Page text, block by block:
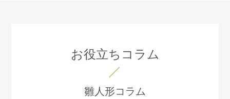
お役立ちコラム
雛人形コラム